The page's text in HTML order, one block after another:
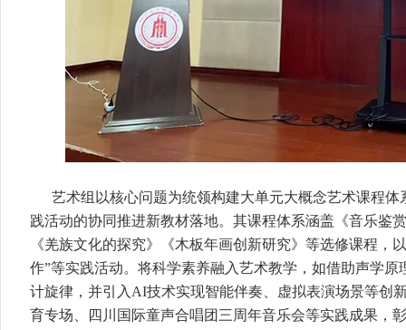
艺术组以核心问题为统领构建大单元大概念艺术课程
践活动的协同推进新教材落地。其课程体系涵盖《音乐鉴
《羌族文化的探究》《木板年画创新研究》等选修课程，
作”等实践活动。将科学素养融入艺术教学，如借助声学
计旋律，并引入AI技术实现智能伴奏、虚拟表演场景等创
育专场、四川国际童声合唱团三周年音乐会等实践成果，